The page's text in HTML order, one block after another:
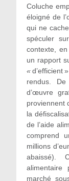
Coluche
éloigné de
qui ne
spéculer
contexte,
un rapport
«d’efficient
rendus.
d’œuvre
proviennent
la
de l’aide
comprend
millions
abaissé).
alimentaire
marché